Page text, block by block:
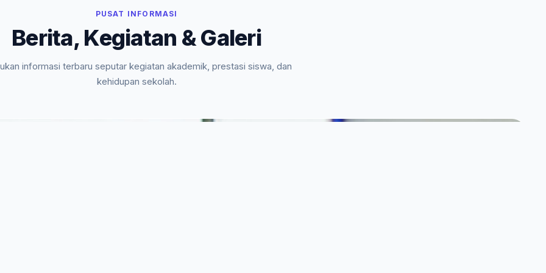
PUSAT INFORMASI
Berita, Kegiatan & Galeri
informasi terbaru seputar kegiatan akademik, prestasi siswa, dan
kehidupan sekolah.